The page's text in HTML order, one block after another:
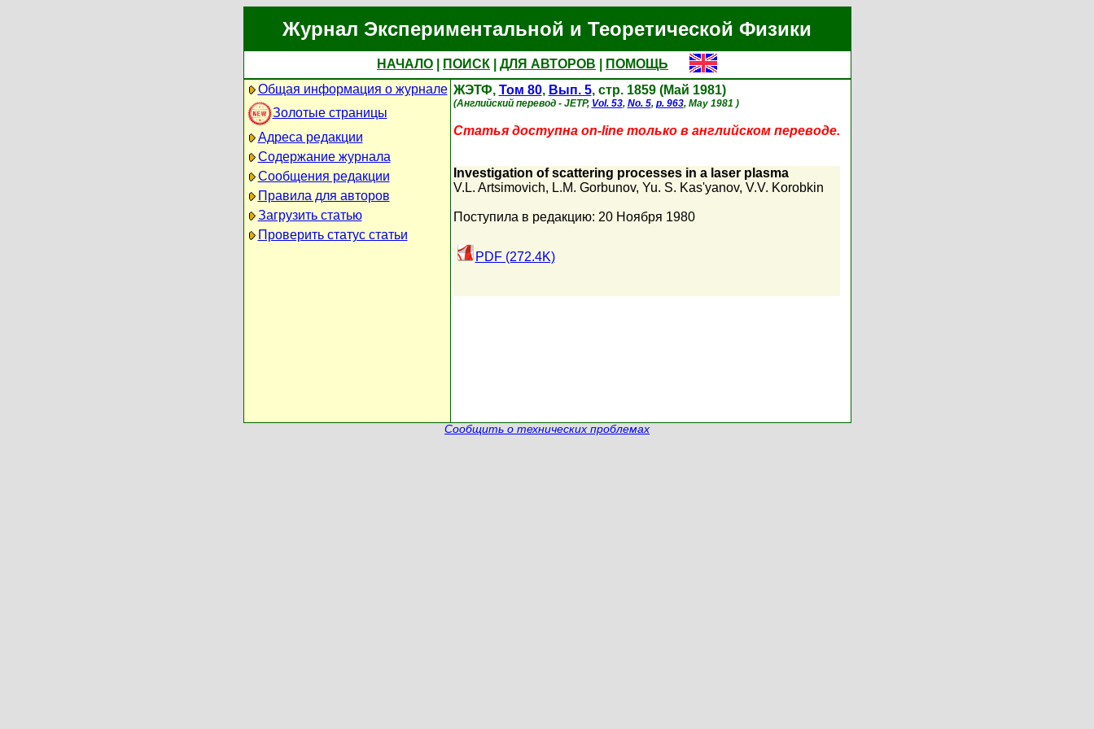
Журнал Экспериментальной и Теоретической Физики
НАЧАЛО ПОИСК ДЛЯ АВТОРОВ
ПОМОЩЬ
Общая информация о журнале
Золотые страницы
Адреса редакции
Содержание журнала
Сообщения редакции
Правила для авторов
Загрузить статью
Проверить статус статьи
ЖЭТФ, Том 80, Вып. 5, стр. 1859 (Май 1981)
(Английский перевод - JETP, Vol. 53, No. 5, p. 963, May 1981 )
Статья доступна on-line только в английском переводе.
Investigation of scattering processes in a laser plasma
V.L. Artsimovich, L.M. Gorbunov, Yu. S. Kas'yanov, V.V. Korobkin
Поступила в редакцию: 20 Ноября 1980
PDF (272.4K)
Сообщить о технических проблемах